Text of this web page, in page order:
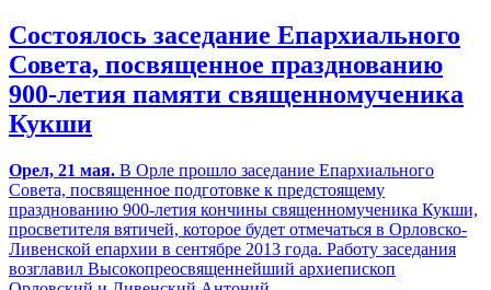
Состоялось заседание Епархиального
Совета, посвященное празднованию
900-летия памяти священномученика
Кукши
Орел, 21 мая. В Орле прошло заседание Епархиального
Совета, посвященное подготовке к предстоящему
празднованию 900-летия кончины священномученика Кукши,
просветителя вятичей, которое будет отмечаться в Орловско-
Ливенской епархии в сентябре 2013 года. Работу заседания
возглавил Высокопреосвященнейший архиепископ